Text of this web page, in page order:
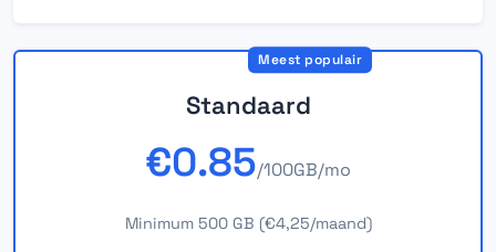
Meest populair
Standaard
€0.85/100GB/mo
Minimum 500 GB (€4,25/maand)